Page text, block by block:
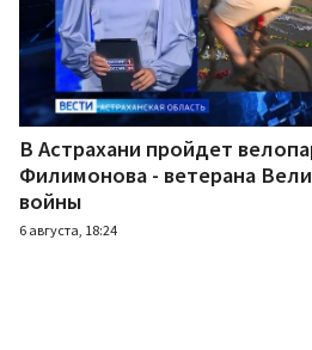
В Астрахани пройдет
Филимонова - ветерана
войны
6 августа, 18:24